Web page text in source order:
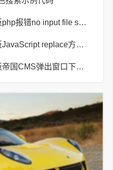
苹果cms模板苹果cms模板php报错no input file specified解决方法
苹果cms模板苹果cms模板JavaScript replace方法替换字符串空格方法
苹果cms模板苹果cms模板帝国CMS弹出窗口下载方式改为点击链接直接下载教程